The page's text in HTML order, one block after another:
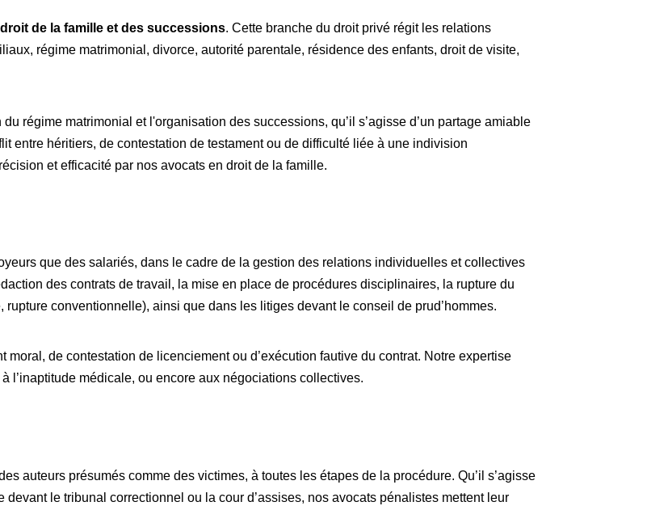
droit de la famille et des successions. Cette branche du droit privé régit les relations
régime matrimonial, divorce, autorité parentale, résidence des enfants, droit de visite,
régime matrimonial et l'organisation des successions, qu’il s’agisse d’un partage amiable
entre héritiers, de contestation de testament ou de difficulté liée à une indivision
et efficacité par nos avocats en droit de la famille.
que des salariés, dans le cadre de la gestion des relations individuelles et collectives
des contrats de travail, la mise en place de procédures disciplinaires, la rupture du
conventionnelle), ainsi que dans les litiges devant le conseil de prud’hommes.
moral, de contestation de licenciement ou d’exécution fautive du contrat. Notre expertise
l’inaptitude médicale, ou encore aux négociations collectives.
auteurs présumés comme des victimes, à toutes les étapes de la procédure. Qu’il s’agisse
devant le tribunal correctionnel ou la cour d’assises, nos avocats pénalistes mettent leur